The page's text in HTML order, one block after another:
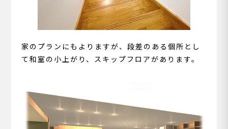
家のプランにもよりますが、段差のある個所とし
て和室の小上がり、スキップフロアがあります。